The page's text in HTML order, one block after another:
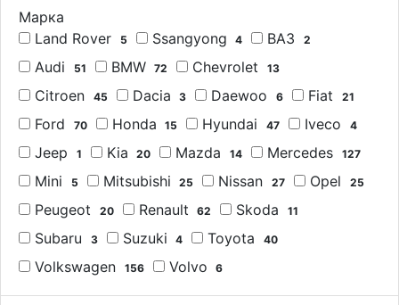
Марка
Land Rover
5 Ssangyong 4 ВАЗ 2
Audi 51 BMW 72 Chevrolet 13
Citroen 45 Dacia 3 Daewoo 6 Fiat 21
Ford 70 Honda 15 Hyundai 47 Iveco 4
Jeep 1 Kia 20 Mazda 14 Mercedes 127
Mini 5 Mitsubishi 25 Nissan 27 Opel 25
Peugeot 20 Renault 62 Skoda 11
Subaru 3 Suzuki 4 Toyota 40
Volkswagen 156 Volvo 6